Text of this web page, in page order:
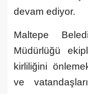
devam ediyor.
Maltepe
Müdürlüğü
kirliliğini
ve